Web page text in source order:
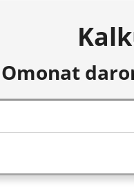
Omonat